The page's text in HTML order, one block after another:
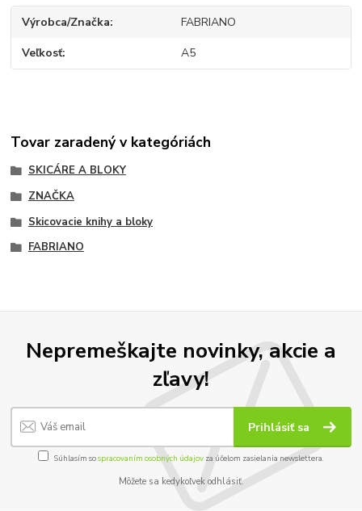
Výrobca/Značka FABRIANO
Veľkosť A5
Tovar zaradený v kategóriách
SKICÁRE A BLOKY
ZNAČKA
Skicovacie knihy a bloky
FABRIANO
Nepremeškajte novinky, akcie a
zľavy!
Prihlásiť sa
Súhlasím sospracovaním osobných údajov za účelom zasielania newslettera.
Môžete sa kedykoľvek odhlásiť.